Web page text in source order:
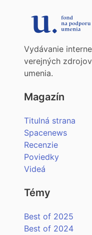
Vydávanie
verejných
umenia.
Magazín
Titulná strana
Spacenews
Recenzie
Poviedky
Videá
Témy
Best of 2025
Best of 2024